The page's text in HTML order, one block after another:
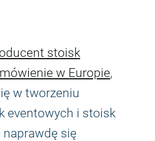
stoisk
w Europie,
w tworzeniu
eventowych i stoisk
się